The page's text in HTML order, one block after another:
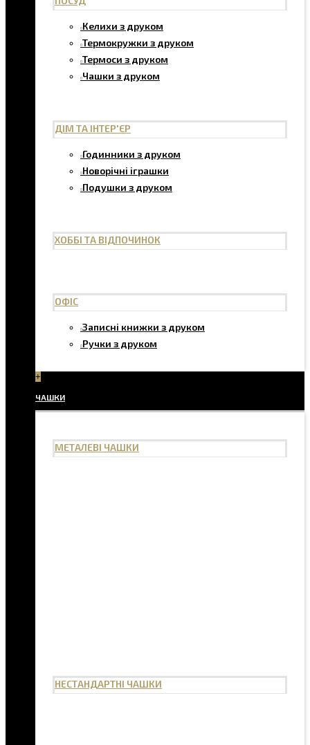
Келихи з друком
Термокружки з друком
Термоси з друком
Чашки з друком
ДІМ ТА ІНТЕР'ЄР
Годинники з друком
Новорічні іграшки
Подушки з друком
ХОББІ ТА ВІДПОЧИНОК
ОФІС
Записні книжки з друком
Ручки з друком
+
ЧАШКИ
МЕТАЛЕВІ ЧАШКИ
НЕСТАНДАРТНІ ЧАШКИ